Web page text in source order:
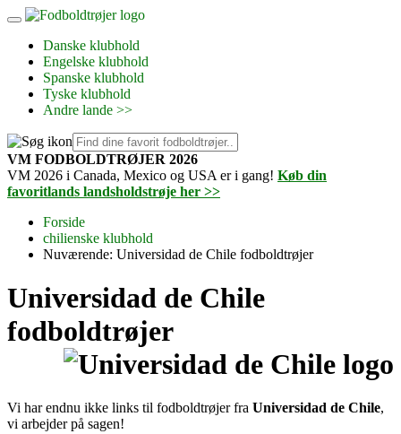
Danske klubhold
Engelske klubhold
Spanske klubhold
Tyske klubhold
Andre lande >>
VM FODBOLDTRØJER 2026
VM 2026 i Canada, Mexico og USA er i gang! Køb din
favoritlands landsholdstrøje her >>
Forside
chilienske klubhold
Nuværende: Universidad de Chile fodboldtrøjer
Universidad de Chile
fodboldtrøjer
Vi har endnu ikke links til fodboldtrøjer fra Universidad de Chile,
vi arbejder på sagen!